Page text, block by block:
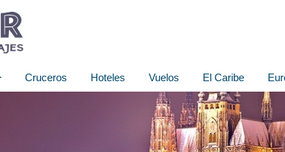
Cruceros Hoteles Vuelos El Caribe